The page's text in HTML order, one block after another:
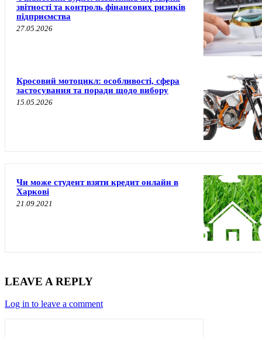
звітності та контроль фінансових ризиків
підприємства
27.05.2026
Кросовий мотоцикл: особливості, сфера
застосування та поради щодо вибору
15.05.2026
Чи може студент взяти кредит онлайн в
Харкові
21.09.2021
LEAVE A REPLY
Log in to leave a comment